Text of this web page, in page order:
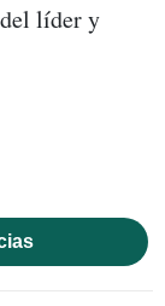
líder y